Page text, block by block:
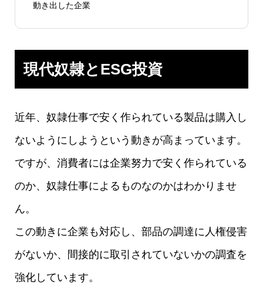
動き出した企業
現代奴隷とESG投資
近年、奴隷仕事で安く作られている製品は購入し
ないようにしようという動きが高まっています。
ですが、消費者には企業努力で安く作られている
のか、奴隷仕事によるものなのかはわかりませ
ん。
この動きに企業も対応し、部品の調達に人権侵害
がないか、間接的に取引されていないかの調査を
強化しています。